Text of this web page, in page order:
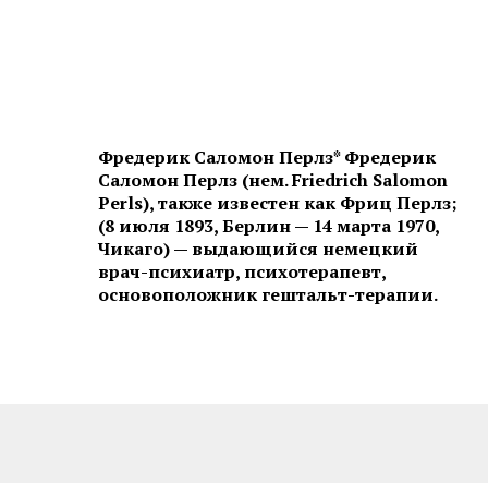
Фредерик Саломон Перлз* Фредерик
Саломон Перлз (нем. Friedrich Salomon
Perls), также известен как Фриц Перлз;
(8 июля 1893, Берлин — 14 марта 1970,
Чикаго) — выдающийся немецкий
врач-психиатр, психотерапевт,
основоположник гештальт-терапии.